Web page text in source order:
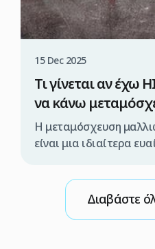
15 Dec 2025
Τι γίνεται αν έχω
να κάνω
Η μεταμόσχευση
είναι μια ιδιαίτερα
αποκλειστικά από
ομάδα και υπό
συνθήκες.
μετάδοσης του ιού
Διαβάστε